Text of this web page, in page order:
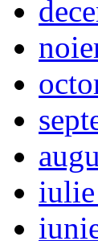
iulie